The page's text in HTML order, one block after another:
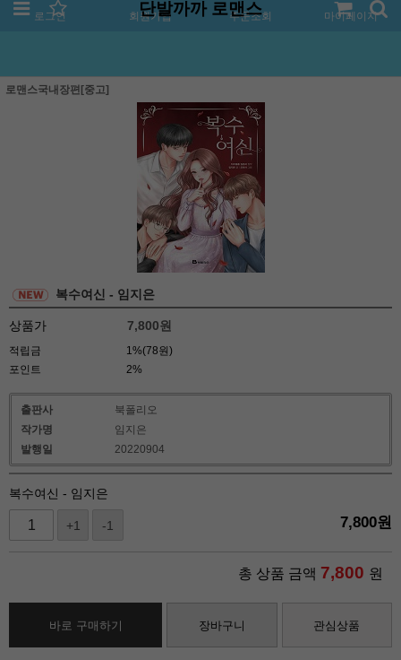
로그인 회원가입 주문조회 마이페이지
단발까까 로맨스
로맨스국내장편[중고]
복수여신 - 임지은
상품가 7,800원
적립금
1%(78원)
포인트
2%
출판사
북폴리오
작가명
임지은
발행일
20220904
복수여신 - 임지은
+1 -1 7,800원
총 상품 금액 7,800 원
바로 구매하기 장바구니 관심상품